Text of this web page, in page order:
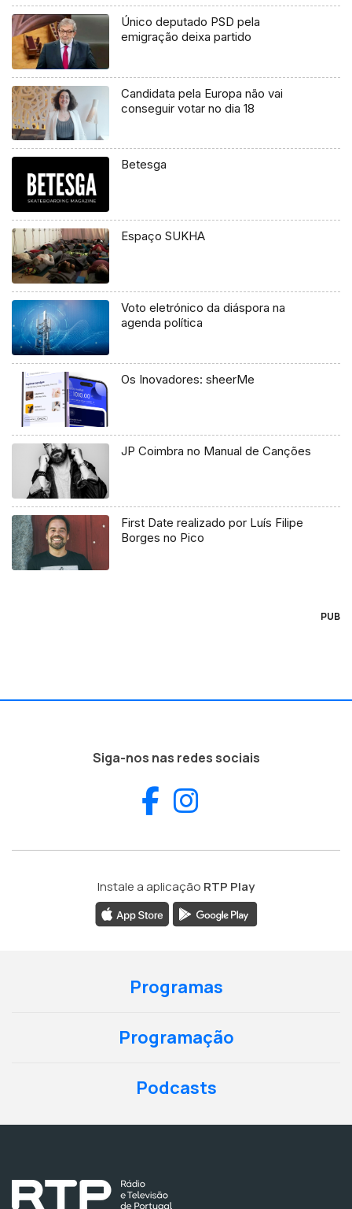
Único deputado PSD pela
emigração deixa partido
Candidata pela Europa não vai
conseguir votar no dia 18
Betesga
Espaço SUKHA
Voto eletrónico da diáspora na
agenda política
Os Inovadores: sheerMe
JP Coimbra no Manual de Canções
First Date realizado por Luís Filipe
Borges no Pico
PUB
Siga-nos nas redes sociais
Facebook
Instale a aplicação RTP Play
Programas
Programação
Podcasts